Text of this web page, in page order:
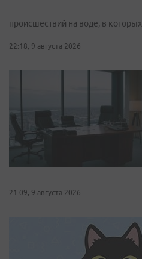
происшествий на воде, в
22:18, 9 августа 2026
21:09, 9 августа 2026